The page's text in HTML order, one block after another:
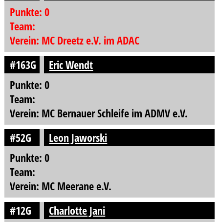
Punkte: 0
Team:
Verein: MC Dreetz e.V. im ADAC
#163G
Eric Wendt
Punkte: 0
Team:
Verein: MC Bernauer Schleife im ADMV e.V.
#52G
Leon Jaworski
Punkte: 0
Team:
Verein: MC Meerane e.V.
#12G
Charlotte Jani